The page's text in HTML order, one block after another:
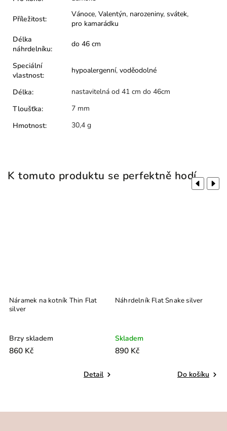
Příležitost:
Vánoce, Valentýn, narozeniny, svátek,
pro kamarádku
Délka
náhrdelníku:
do 46 cm
Speciální
vlastnost:
hypoalergenní, voděodolné
Délka:
nastavitelná od 41 cm do 46cm
Tloušťka:
7 mm
Hmotnost: 30,4 g
K tomuto produktu se perfektně hodí
Previous
Náramek na kotník Thin Flat
silver
Brzy skladem
860 Kč
Detail
Náhrdelník Flat Snake silver
Skladem
890 Kč
Do košíku
Next